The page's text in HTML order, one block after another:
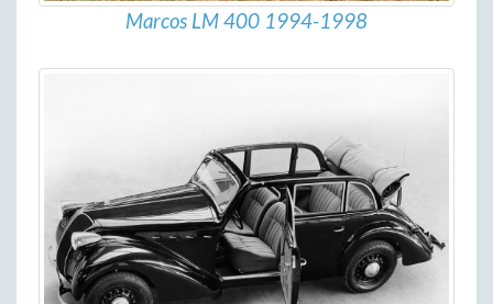
Marcos LM 400 1994-1998